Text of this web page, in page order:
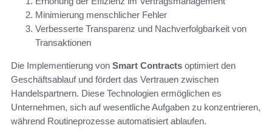
Minimierung menschlicher Fehler
Verbesserte Transparenz und Nachverfolgbarkeit von
Transaktionen
Die Implementierung von Smart Contracts optimiert den
Geschäftsablauf und fördert das Vertrauen zwischen
Handelspartnern. Diese Technologien ermöglichen es
Unternehmen, sich auf wesentliche Aufgaben zu konzentrieren,
während Routineprozesse automatisiert ablaufen.